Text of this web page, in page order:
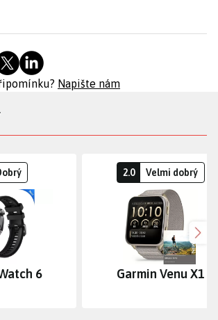
Napište nám
6
2.0 Velmi dobrý
Garmin Venu X1